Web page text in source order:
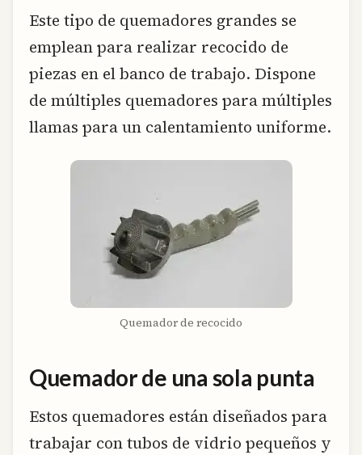
Este tipo de quemadores grandes se
emplean para realizar recocido de
piezas en el banco de trabajo. Dispone
de múltiples quemadores para múltiples
llamas para un calentamiento uniforme.
Quemador de recocido
Quemador de una sola punta
Estos quemadores están diseñados para
trabajar con tubos de vidrio pequeños y